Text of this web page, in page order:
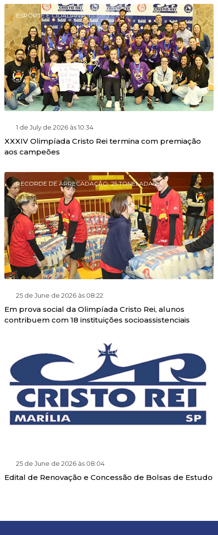
ESPORTE E CIDADANIA
1 de July de 2026 às 10:34
XXXIV Olimpíada Cristo Rei termina com premiação
aos campeões
RECORDE DE ARRECADAÇÃO: 25 TONELADAS
25 de June de 2026 às 08:22
Em prova social da Olimpíada Cristo Rei, alunos
contribuem com 18 instituições socioassistenciais
PROGRAMA DE GRATUIDADE EDUCACIONAL
25 de June de 2026 às 08:04
Edital de Renovação e Concessão de Bolsas de Estudo